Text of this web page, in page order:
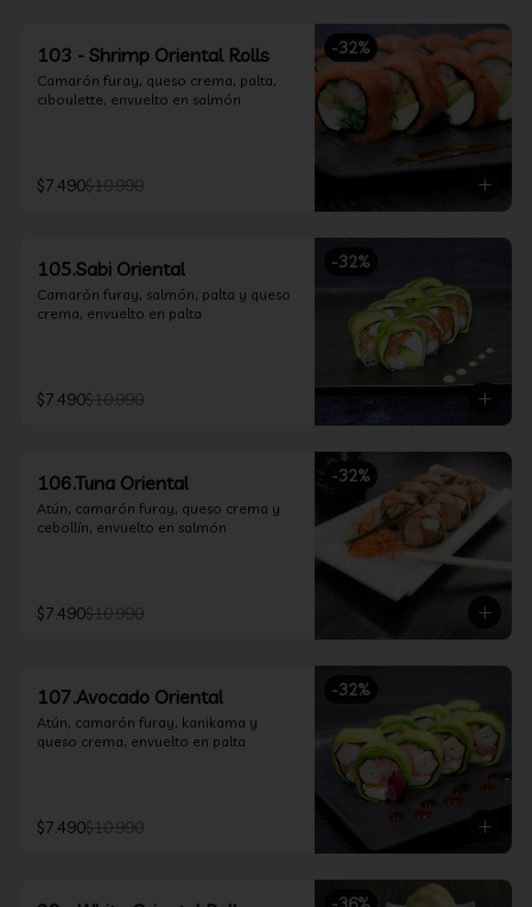
-32%
103 - Shrimp Oriental Rolls
Camarón furay, queso crema, palta,
ciboulette, envuelto en salmón
$7.490$10.990
-32%
105.Sabi Oriental
Camarón furay, salmón, palta y queso
crema, envuelto en palta
$7.490$10.990
-32%
106.Tuna Oriental
Atún, camarón furay, queso crema y
cebollín, envuelto en salmón
$7.490$10.990
-32%
107.Avocado Oriental
Atún, camarón furay, kanikama y
queso crema, envuelto en palta
$7.490$10.990